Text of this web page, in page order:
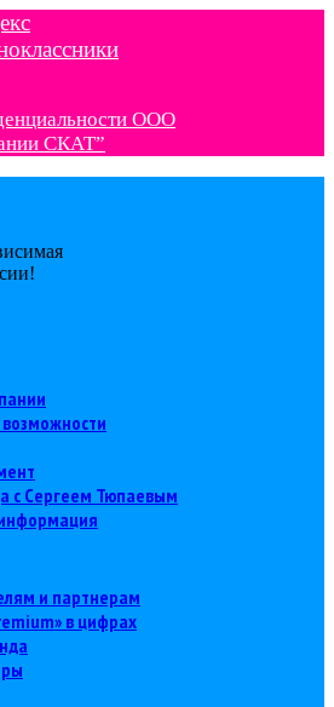
ООО
СКАТ”
с Сергеем Тюпаевым
и партнерам
в цифрах